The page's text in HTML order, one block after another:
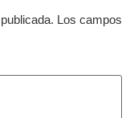
Los campos